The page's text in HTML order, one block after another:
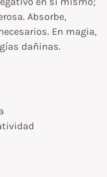
Absorbe,
En magia,
dañinas.